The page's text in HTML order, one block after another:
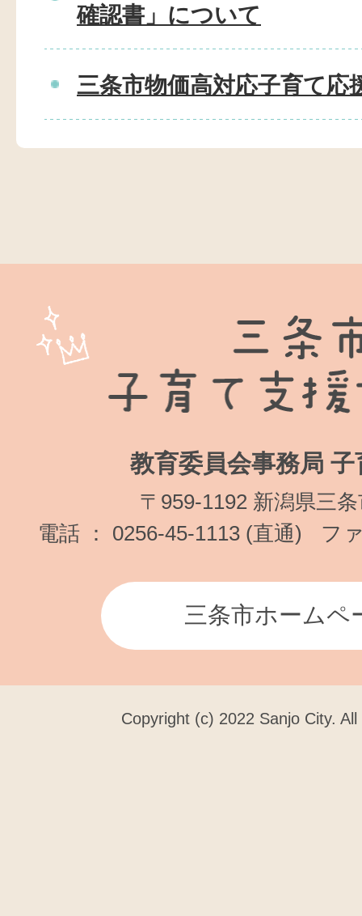
確認書」について
三条市物価高対応子育て応
教育委員会事務局
〒959-1192 新潟県三
電話 ： 0256-45-1113 (直通)
フ
三条市ホームペ
Copyright (c) 2022 Sanjo City.